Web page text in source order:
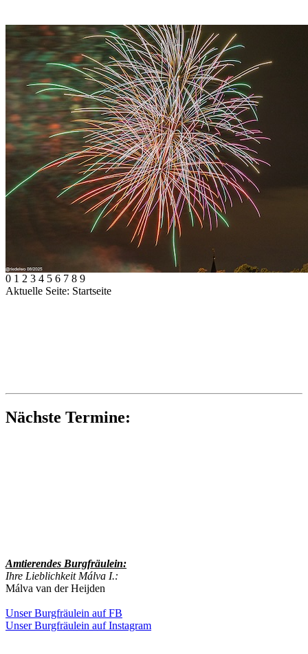
0 1 2 3 4 5 6 7 8 9
Aktuelle Seite: Startseite
Nächste Termine:
Amtierendes Burgfräulein:
Ihre Lieblichkeit Málva I.:
Málva van der Heijden
Unser Burgfräulein auf FB
Unser Burgfräulein auf Instagram